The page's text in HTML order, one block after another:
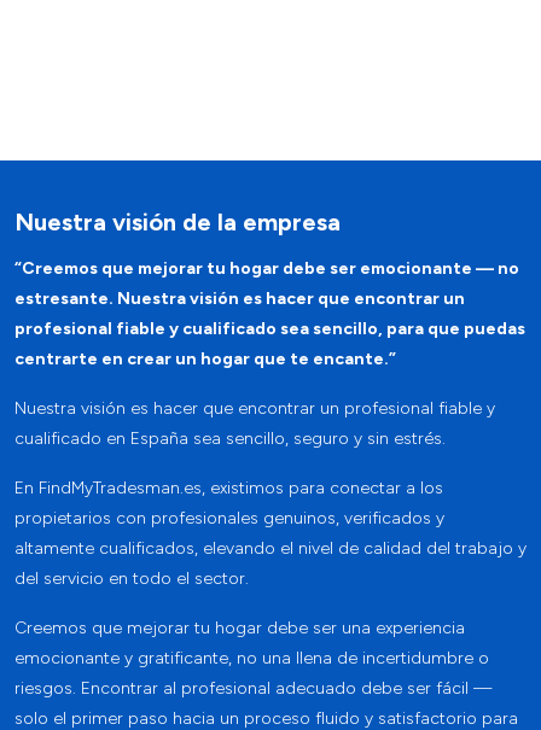
Nuestra visión de la empresa
“Creemos que mejorar tu hogar debe ser emocionante — no
estresante. Nuestra visión es hacer que encontrar un
profesional fiable y cualificado sea sencillo, para que puedas
centrarte en crear un hogar que te encante.”
Nuestra visión es hacer que encontrar un profesional fiable y
cualificado en España sea sencillo, seguro y sin estrés.
En FindMyTradesman.es, existimos para conectar a los
propietarios con profesionales genuinos, verificados y
altamente cualificados, elevando el nivel de calidad del trabajo y
del servicio en todo el sector.
Creemos que mejorar tu hogar debe ser una experiencia
emocionante y gratificante, no una llena de incertidumbre o
riesgos. Encontrar al profesional adecuado debe ser fácil —
solo el primer paso hacia un proceso fluido y satisfactorio para